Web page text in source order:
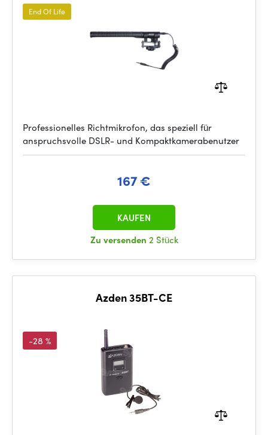
End Of Life
Professionelles Richtmikrofon, das speziell für
anspruchsvolle DSLR- und Kompaktkamerabenutzer
167 €
Zu versenden 2 Stück
KAUFEN
Azden 35BT-CE
-28 %